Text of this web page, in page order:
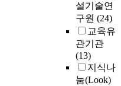
설기술연
구원 (24)
교육유
관기관
(13)
지식나
눔(Look)